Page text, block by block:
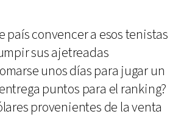
país convencer a esos tenistas
sus ajetreadas
unos días para jugar un
puntos para el ranking?
provenientes de la venta